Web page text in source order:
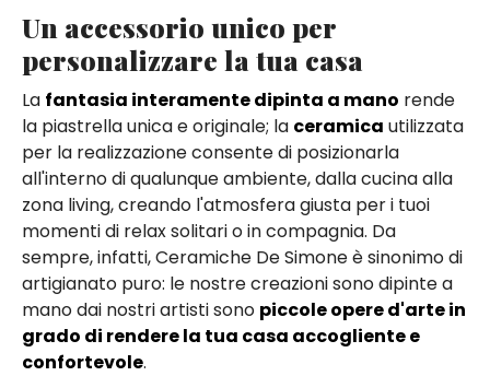
Un accessorio unico per
personalizzare la tua casa
La fantasia interamente dipinta a mano rende
la piastrella unica e originale; la ceramica utilizzata
per la realizzazione consente di posizionarla
all'interno di qualunque ambiente, dalla cucina alla
zona living, creando l'atmosfera giusta per i tuoi
momenti di relax solitari o in compagnia. Da
sempre, infatti, Ceramiche De Simone è sinonimo di
artigianato puro: le nostre creazioni sono dipinte a
mano dai nostri artisti sono piccole opere d'arte in
grado di rendere la tua casa accogliente e
confortevole.